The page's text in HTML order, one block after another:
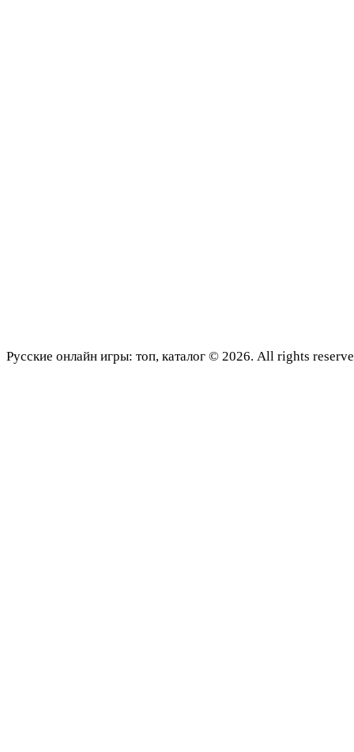
Русские онлайн игры: топ, каталог © 2026. All rights